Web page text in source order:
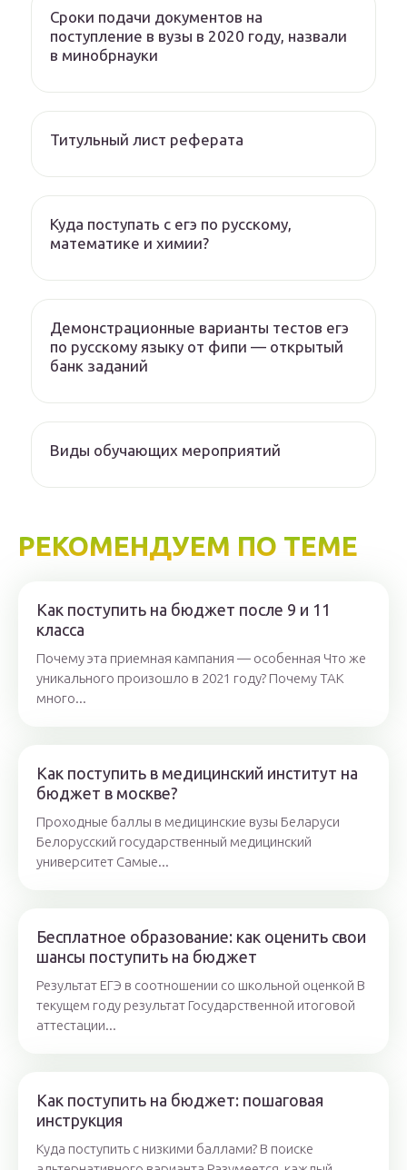
Сроки подачи документов на
поступление в вузы в 2020 году, назвали
в минобрнауки
Титульный лист реферата
Куда поступать с егэ по русскому,
математике и химии?
Демонстрационные варианты тестов егэ
по русскому языку от фипи — открытый
банк заданий
Виды обучающих мероприятий
РЕКОМЕНДУЕМ ПО ТЕМЕ
Как поступить на бюджет после 9 и 11
класса
Почему эта приемная кампания — особенная Что же
уникального произошло в 2021 году? Почему ТАК
много...
Как поступить в медицинский институт на
бюджет в москве?
Проходные баллы в медицинские вузы Беларуси
Белорусский государственный медицинский
университет Самые...
Бесплатное образование: как оценить свои
шансы поступить на бюджет
Результат ЕГЭ в соотношении со школьной оценкой В
текущем году результат Государственной итоговой
аттестации...
Как поступить на бюджет: пошаговая
инструкция
Куда поступить с низкими баллами? В поиске